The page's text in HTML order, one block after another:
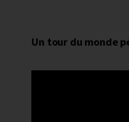
Un tour du monde